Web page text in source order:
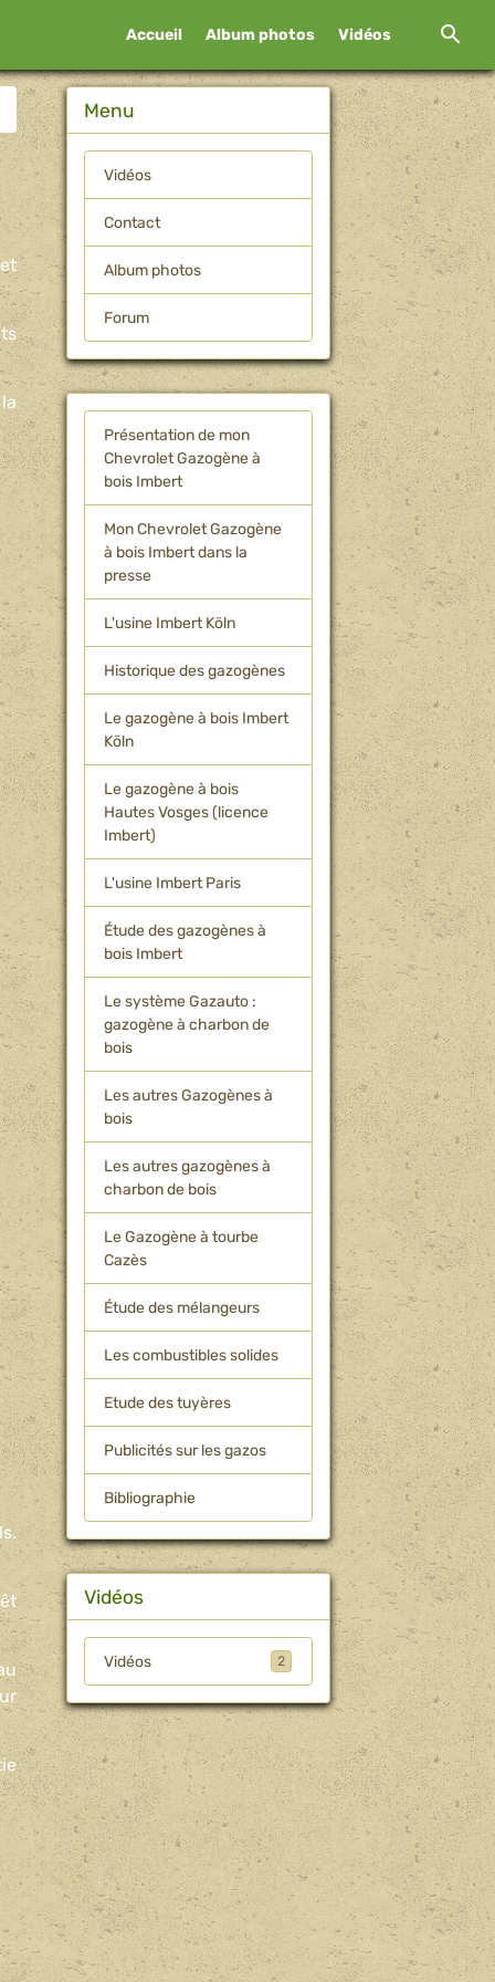
Accueil Album photos Vidéos
Menu
Vidéos
Contact
Album photos
Forum
Présentation de mon
Chevrolet Gazogène à
bois Imbert
Mon Chevrolet Gazogène
à bois Imbert dans la
presse
L'usine Imbert Köln
Historique des gazogènes
Le gazogène à bois Imbert
Köln
Le gazogène à bois
Hautes Vosges (licence
Imbert)
L'usine Imbert Paris
Étude des gazogènes à
bois Imbert
Le système Gazauto :
gazogène à charbon de
bois
Les autres Gazogènes à
bois
Les autres gazogènes à
charbon de bois
Le Gazogène à tourbe
Cazès
Étude des mélangeurs
Les combustibles solides
Etude des tuyères
Publicités sur les gazos
Bibliographie
Vidéos
Vidéos 2